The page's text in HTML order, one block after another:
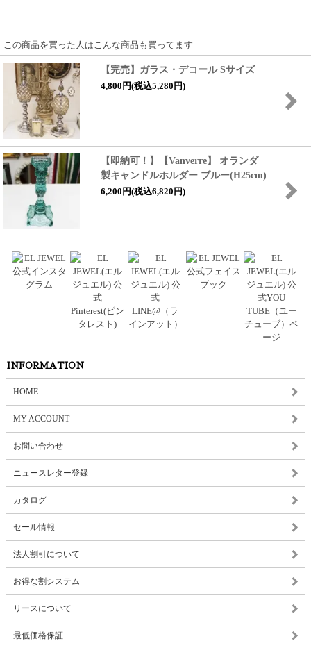
この商品を買った人はこんな商品も買ってます
【完売】ガラス・デコール Sサイズ
4,800円(税込5,280円)
【即納可！】【Vanverre】 オランダ
製キャンドルホルダー ブルー(H25cm)
6,200円(税込6,820円)
INFORMATION
HOME
MY ACCOUNT
お問い合わせ
ニュースレター登録
カタログ
セール情報
法人割引について
お得な割システム
リースについて
最低価格保証